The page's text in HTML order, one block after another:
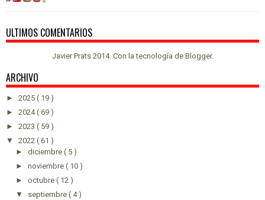
ULTIMOS COMENTARIOS
Javier Prats 2014. Con la tecnología de Blogger.
ARCHIVO
► 2025 ( 19 )
► 2024( 69 )
► 2023 ( 59 )
▼ 2022 ( 61 )
► diciembre ( 5 )
► noviembre ( 10 )
► octubre ( 12 )
▼ septiembre ( 4 )